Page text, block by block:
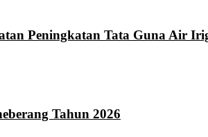
Peningkatan Tata Guna Air
Tahun 2026